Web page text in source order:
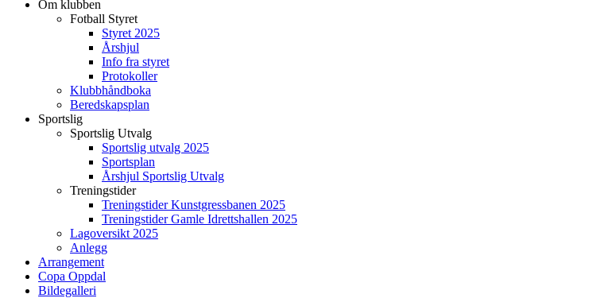
Om klubben
Fotball Styret
Styret 2025
Årshjul
Info fra styret
Protokoller
Klubbhåndboka
Beredskapsplan
Sportslig
Sportslig Utvalg
Sportslig utvalg 2025
Sportsplan
Årshjul Sportslig Utvalg
Treningstider
Treningstider Kunstgressbanen 2025
Treningstider Gamle Idrettshallen 2025
Lagoversikt 2025
Anlegg
Arrangement
Copa Oppdal
Bildegalleri